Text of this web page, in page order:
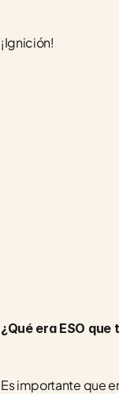
¡Ignición!
¿Qué era ESO que
Es importante que